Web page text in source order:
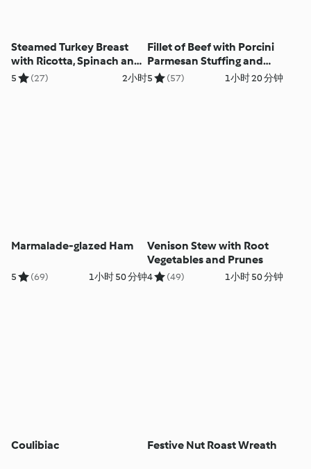
Steamed Turkey Breast
with Ricotta, Spinach and
Walnut Filling
5 (27) 2小时
Fillet of Beef with Porcini
Parmesan Stuffing and
Red Wine Gravy
5 (57) 1小时 20 分钟
Marmalade-glazed Ham
5 (69) 1小时 50 分钟
Venison Stew with Root
Vegetables and Prunes
4 (49) 1小时 50 分钟
Coulibiac Festive Nut Roast Wreath